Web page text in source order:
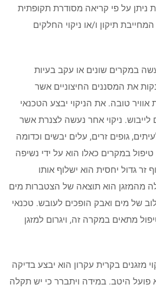
ניתן על פי קריאה מסודרת תקופתית
תיקון ו/או ניקוי החלקים
במקרים שונים או עקב בעיות
את המסננים החיצוניים אשר
טובה. את הניקוי יבצע הטכנאי
לייבוש. ניקוי אחר נעשה לצנרת אשר
גופים זרים, עלים יבשים וכדומה
במקרים כאלו הוא על ידי נשיפה
זר גדול יחסית הוא ישלוף אותו
מהמזגן הוא תוצאה של הצטברות מים
של מים ואבק הופכים לעובש. טכנאי
מתאים במקרה זה, ויגרום למזגן
מזגנים בקרית עקרון הוא יבצע בדיקה
פועל היטב. במידה ויתברר כי יש תקלה